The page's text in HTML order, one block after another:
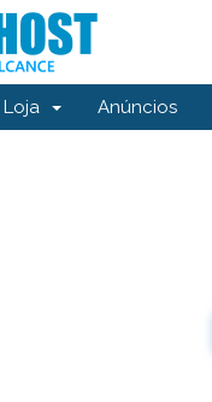
Loja Anúncios